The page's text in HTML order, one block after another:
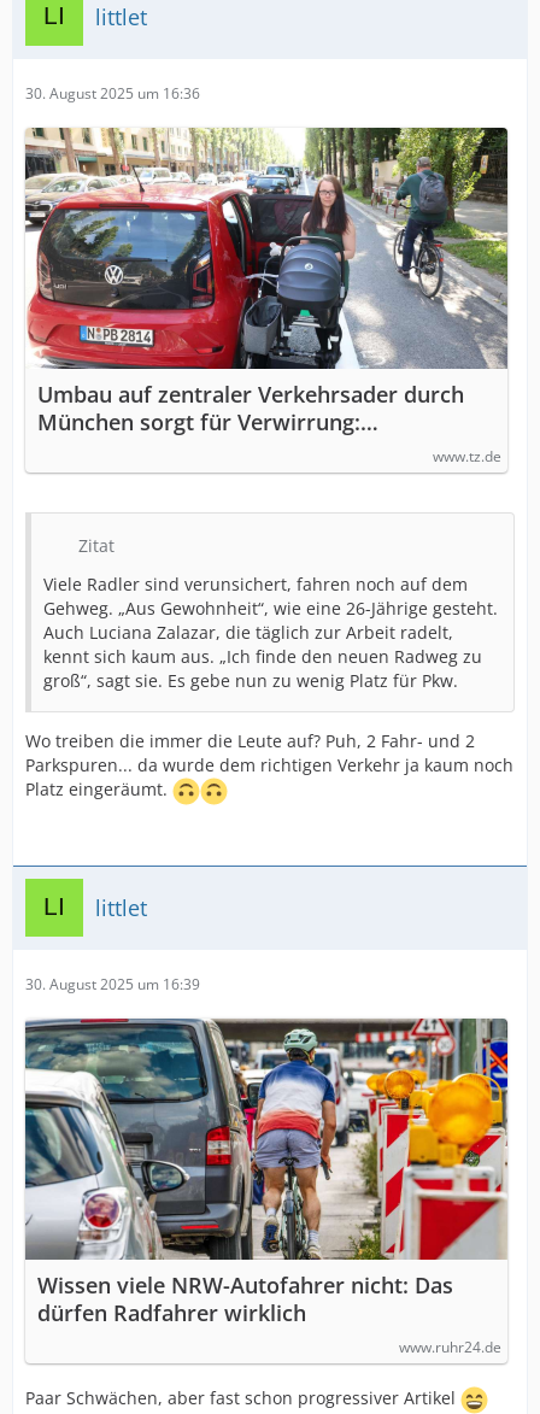
littlet
30. August 2025 um 16:36
Umbau auf zentraler Verkehrsader durch
München sorgt für Verwirrung:
www.tz.de
Zitat
Viele Radler sind verunsichert, fahren noch auf dem
Gehweg. „Aus Gewohnheit“, wie eine 26-Jährige gesteht.
Auch Luciana Zalazar, die täglich zur Arbeit radelt,
kennt sich kaum aus. „Ich finde den neuen Radweg zu
groß“, sagt sie. Es gebe nun zu wenig Platz für Pkw.
Wo treiben die immer die Leute auf? Puh, 2 Fahr- und 2
Parkspuren... da wurde dem richtigen Verkehr ja kaum noch
Platz eingeräumt.
littlet
30. August 2025 um 16:39
Wissen viele NRW-Autofahrer nicht: Das
dürfen Radfahrer wirklich
www.ruhr24.de
Paar Schwächen, aber fast schon progressiver Artikel